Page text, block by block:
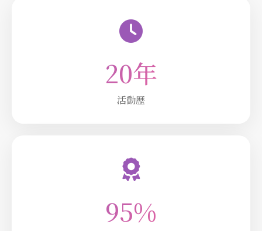
20年
活動歴
95%